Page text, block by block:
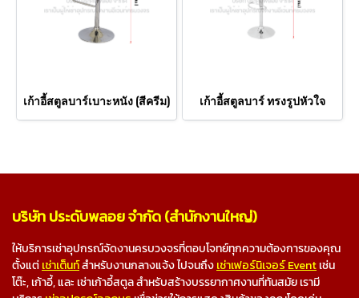
เก้าอี้สตูลบาร์เบาะหนัง (สีครีม) เก้าอี้สตูลบาร์ ทรงรูปหัวใจ
บริษัท ประดับพลอย จำกัด (สำนักงานใหญ่)
ให้บริการเช่าอุปกรณ์จัดงานครบวงจรที่ตอบโจทย์ทุกความต้องการของคุณ
ตั้งแต่เช่าเต็นท์สำหรับงานกลางแจ้ง ไปจนถึงเช่าเฟอร์นิเจอร์ Eventเช่น
โต๊ะ, เก้าอี้, และ เช่าเก้าอี้สตูล สำหรับสร้างบรรยากาศงานที่ทันสมัย เรามี